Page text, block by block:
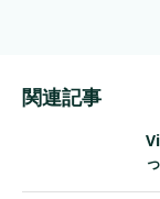
関連記事